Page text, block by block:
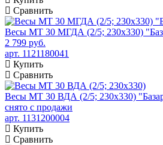
Сравнить
Весы МТ 30 МГДА (2/5; 230х330)
2 799 руб.
арт. 1121180041
Купить
Сравнить
Весы МТ 30 ВДА (2/5; 230х330)
снято с продажи
арт. 1131200004
Купить
Сравнить